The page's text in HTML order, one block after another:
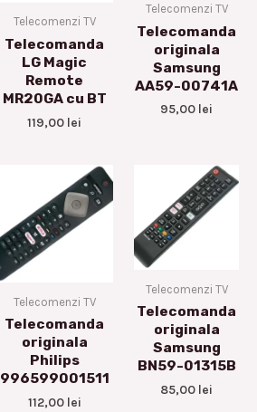
Telecomenzi TV
Telecomanda
LG Magic
Remote
MR20GA cu BT
119,00 lei
Telecomenzi TV
Telecomanda
originala
Samsung
AA59-00741A
95,00 lei
Telecomenzi TV
Telecomanda
originala
Philips
996599001511
112,00 lei
Telecomenzi TV
Telecomanda
originala
Samsung
BN59-01315B
85,00 lei